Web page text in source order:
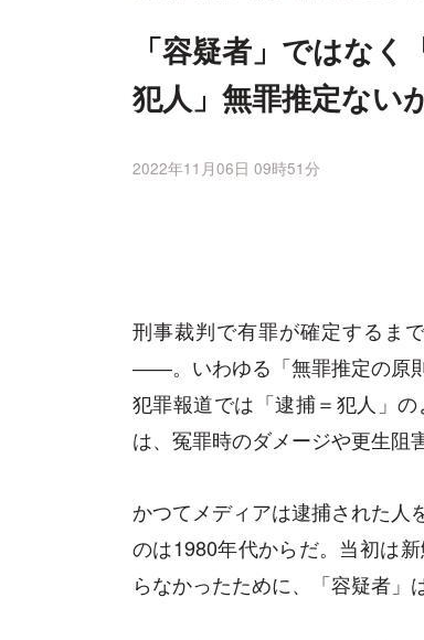
「容疑者」ではな
犯人」無罪推定ない
2022年11月06日 09時51分
刑事裁判で有罪が確定するま
――。いわゆる「無罪推定の原
犯罪報道では「逮捕＝犯人」
は、冤罪時のダメージや更生阻
かつてメディアは逮捕された人
のは1980年代からだ。当初は
らなかったために、「容疑者」